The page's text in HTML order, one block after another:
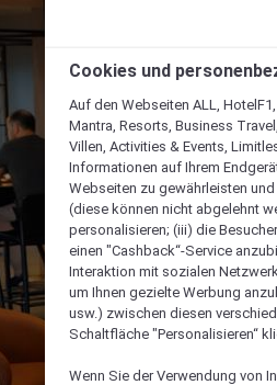
Cookies und
Auf den Webseiten ALL,
Mantra, Resorts, Business
Villen, Activities & Events,
Informationen auf Ihrem
Webseiten zu gewährleisten
(diese können nicht abgelehnt
personalisieren; (iii) die
einen "Cashback“-Service
Interaktion mit sozialen
um Ihnen gezielte Werbung
usw.) zwischen diesen
Schaltfläche "Personalisieren“
Wenn Sie der Verwendung von